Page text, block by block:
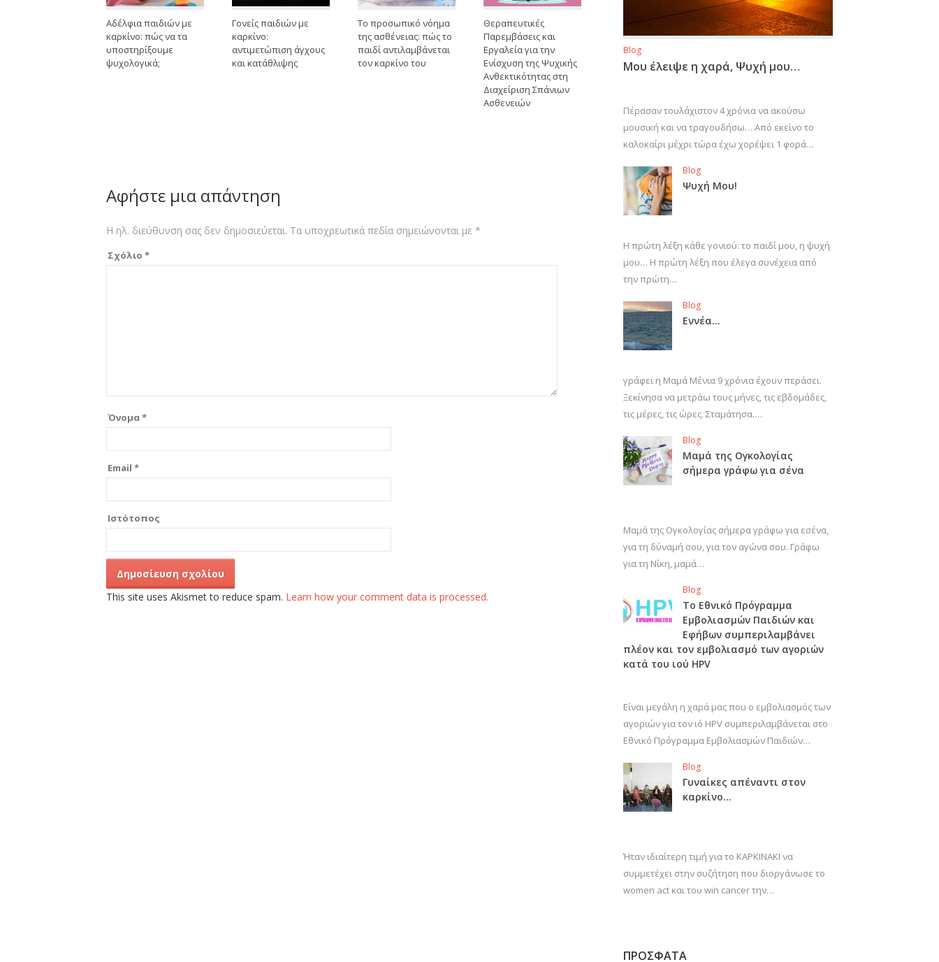
Αδέλφια παιδιών με
καρκίνο: πώς να τα
υποστηρίξουμε
ψυχολογικά;
Γονείς παιδιών με
καρκίνο:
αντιμετώπιση άγχους
και κατάθλιψης
Το προσωπικό νόημα
της ασθένειας: πώς το
παιδί αντιλαμβάνεται
τον καρκίνο του
Θεραπευτικές
Παρεμβάσεις και
Εργαλεία για την
Ενίσχυση της Ψυχικής
Ανθεκτικότητας στη
Διαχείριση Σπάνιων
Ασθενειών
Αφήστε μια απάντηση
Η ηλ. διεύθυνση σας δεν δημοσιεύεται. Τα υποχρεωτικά πεδία σημειώνονται με *
Σχόλιο *
Όνομα*
Email *
Ιστότοπος
This site uses Akismet to reduce spam. Learn how your comment data is processed.
Blog
Μου έλειψε η χαρά, Ψυχή μου…
Πέρασαν τουλάχιστον 4 χρόνια να ακούσω
μουσική και να τραγουδήσω… Από εκείνο το
καλοκαίρι μέχρι τώρα έχω χορέψει 1 φορά…
Blog
Ψυχή Μου!
Η πρώτη λέξη κάθε γονιού: το παιδί μου, η ψυχή
μου… Η πρώτη λέξη που έλεγα συνέχεια από
την πρώτη…
Blog
Εννέα…
γράφει η Μαμά Μένια 9 χρόνια έχουν περάσει.
Ξεκίνησα να μετράω τους μήνες, τις εβδομάδες,
τις μέρες, τις ώρες. Σταμάτησα.…
Blog
Μαμά της Ογκολογίας
σήμερα γράφω για σένα
Μαμά της Ογκολογίας σήμερα γράφω για εσένα,
για τη δύναμή σου, για τον αγώνα σου. Γράφω
για τη Νίκη, μαμά…
Blog
Το Εθνικό Πρόγραμμα
Εμβολιασμών Παιδιών και
Εφήβων συμπεριλαμβάνει
πλέον και τον εμβολιασμό των αγοριών
κατά του ιού HPV
Είναι μεγάλη η χαρά μας που ο εμβολιασμός των
αγοριών για τον ιό HPV συμπεριλαμβάνεται στο
Εθνικό Πρόγραμμα Εμβολιασμών Παιδιών…
Blog
Γυναίκες απέναντι στον
καρκίνο…
Ήταν ιδιαίτερη τιμή για το ΚΑΡΚΙΝΑΚΙ να
συμμετέχει στην συζήτηση που διοργάνωσε το
women act και του win cancer την…
ΠΡΟΣΦΑΤΑ